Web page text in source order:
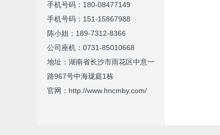
手机号码：180-08477149
手机号码： 151-15867988
陈小姐：189-7312-8366
公司座机：0731-85010668
地址：湖南省长沙市雨花区中意一
路967号中海珑庭1栋
官网：http://www.hncmby.com/